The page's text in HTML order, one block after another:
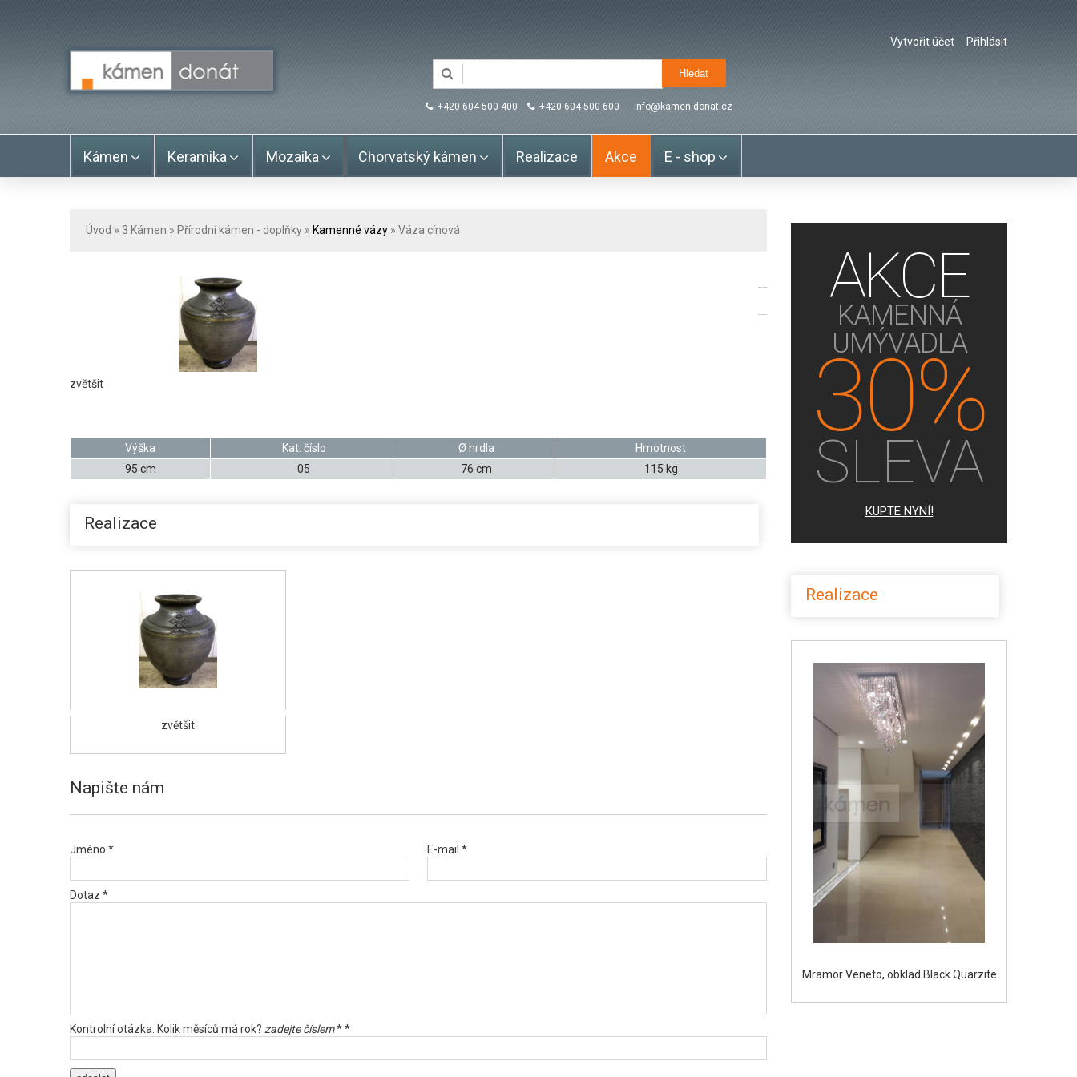
Přihlásit
Vytvořit účet
+420 604 500 400 +420 604 500 600 info@kamen-donat.cz
Kámen Keramika Mozaika Chorvatský kámen Realizace Akce E - shop
Úvod » 3 Kámen » Přírodní kámen - doplňky » Kamenné vázy » Váza cínová
zvětšit
Výška Kat. číslo Ø hrdla
Hmotnost
95 cm
05 76 cm 115 kg
Realizace
zvětšit
Napište nám
Jméno * E-mail *
Dotaz *
Kontrolní otázka: Kolik měsíců má rok? zadejte číslem* *
AKCE
KAMENNÁ
UMÝVADLA
30%
SLEVA
KUPTE NYNÍ!
Realizace
Mramor Veneto, obklad Black Quarzite